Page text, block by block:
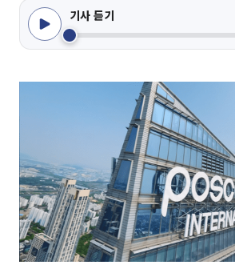
기사 듣기